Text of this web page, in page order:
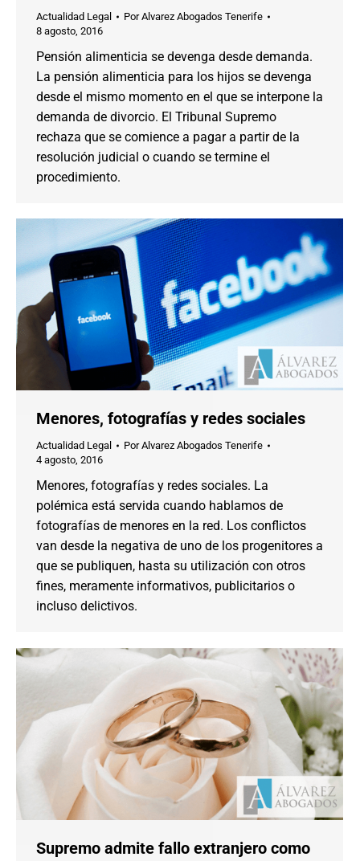
Actualidad Legal PorAlvarez Abogados Tenerife
8 agosto, 2016
Pensión alimenticia se devenga desde demanda.
La pensión alimenticia para los hijos se devenga
desde el mismo momento en el que se interpone la
demanda de divorcio. El Tribunal Supremo
rechaza que se comience a pagar a partir de la
resolución judicial o cuando se termine el
procedimiento.
Menores, fotografías y redes sociales
Actualidad Legal PorAlvarez Abogados Tenerife
4 agosto, 2016
Menores, fotografías y redes sociales. La
polémica está servida cuando hablamos de
fotografías de menores en la red. Los conflictos
van desde la negativa de uno de los progenitores a
que se publiquen, hasta su utilización con otros
fines, meramente informativos, publicitarios o
incluso delictivos.
Supremo admite fallo extranjero como